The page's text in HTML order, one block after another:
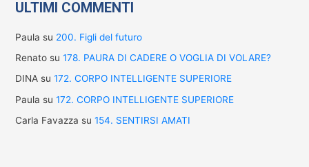
ULTIMI COMMENTI
Paula su 200. Figli del futuro
Renatosu 178. PAURA DI CADERE O VOGLIA DI VOLARE?
DINAsu 172. CORPO INTELLIGENTE SUPERIORE
Paula su 172. CORPO INTELLIGENTE SUPERIORE
Carla Favazza su 154. SENTIRSI AMATI